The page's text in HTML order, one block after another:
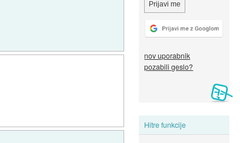
nov uporabnik
pozabili geslo?
Hitre funkcije